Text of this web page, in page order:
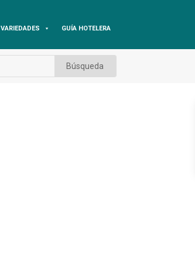
VARIEDADES GUÍA HOTELERA